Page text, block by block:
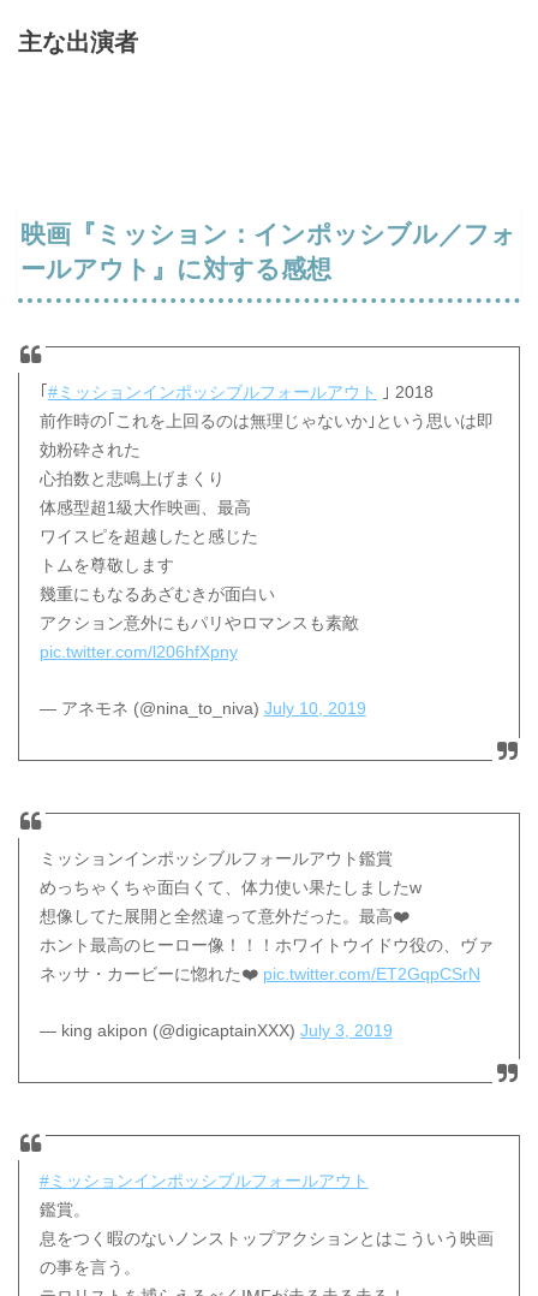
主な出演者
映画『ミッション：インポッシブル／フォ
ールアウト』に対する感想
#ミッションインポッシブルフォールアウト
｣ 2018
前作時の｢これを上回るのは無理じゃないか｣という思いは即
効粉砕された
心拍数と悲鳴上げまくり
体感型超1級大作映画、最高
ワイスピを超越したと感じた
トムを尊敬します
幾重にもなるあざむきが面白い
アクション意外にもパリやロマンスも素敵
pic.twitter.com/l206hfXpny
— アネモネ (@nina_to_niva) July 10, 2019
ミッションインポッシブルフォールアウト鑑賞
めっちゃくちゃ面白くて、体力使い果たしましたw
想像してた展開と全然違って意外だった。最高❤️
ホント最高のヒーロー像！！！ホワイトウイドウ役の、ヴァ
ネッサ・カービーに惚れた❤️ pic.twitter.com/ET2GqpCSrN
— king akipon (@digicaptainXXX) July 3, 2019
#ミッションインポッシブルフォールアウト
鑑賞。
息をつく暇のないノンストップアクションとはこういう映画
の事を言う。